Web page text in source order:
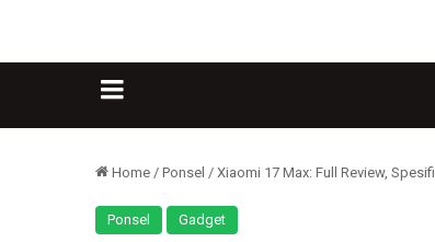
Sidebar
Home / Ponsel / Xiaomi 17 Max: Full Review,
Ponsel Gadget